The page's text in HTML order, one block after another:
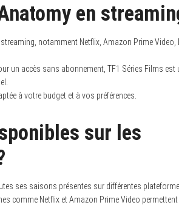
en
notamment Netflix, Amazon Prime Video,
un accès sans abonnement, TF1 Séries Films est
à votre budget et à vos préférences.
sur les
ses saisons présentes sur différentes
comme Netflix et Amazon Prime Video permettent